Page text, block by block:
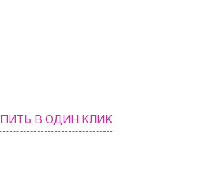
В ОДИН КЛИК